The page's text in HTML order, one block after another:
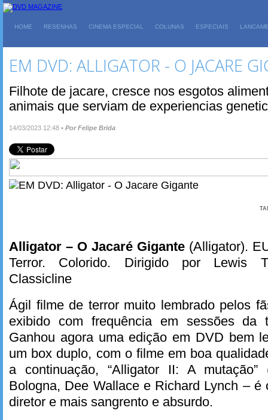
HOME RESENHAS CINEMA ESPECIAL COLUNAS ESPECIAIS
EM DVD: ALLIGATOR - O JACARE
Filhote de jacare, cresce nos esgotos
animais que serviam de experiencias
14/03/2023 12:48 • Por Felipe Brida
Alligator – O Jacaré Gigante (Alligator).
Terror. Colorido. Dirigido por Lewis
Classicline
Ágil filme de terror muito lembrado pelos
exibido com frequência em sessões da
Ganhou agora uma edição em DVD bem
um box duplo, com o filme em boa
a continuação, “Alligator II: A mutação”
Bologna, Dee Wallace e Richard Lynch – é
diretor e mais sangrento e absurdo.